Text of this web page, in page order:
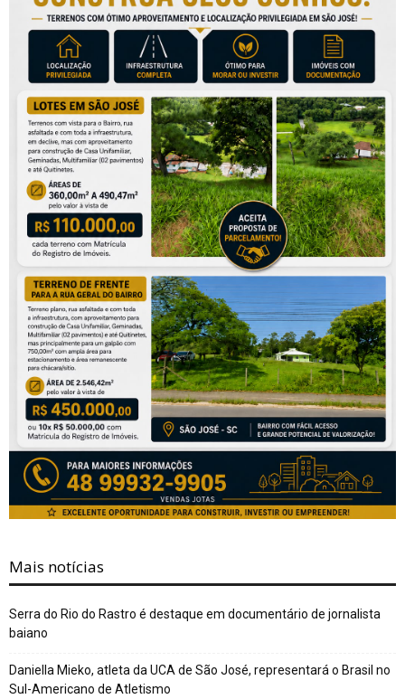
Mais notícias
Serra do Rio do Rastro é destaque em documentário de jornalista
baiano
Daniella Mieko, atleta da UCA de São José, representará o Brasil no
Sul-Americano de Atletismo